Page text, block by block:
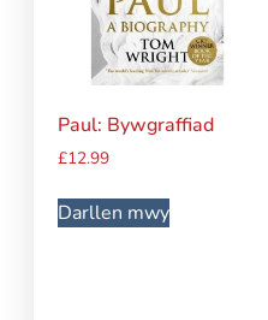
Paul: Bywgraffiad
£12.99
Darllen mwy